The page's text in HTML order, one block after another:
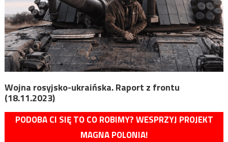
Wojna rosyjsko-ukraińska. Raport z frontu
(18.11.2023)
PODOBA CI SIĘ TO CO ROBIMY? WESPRZYJ PROJEKT
MAGNA POLONIA!